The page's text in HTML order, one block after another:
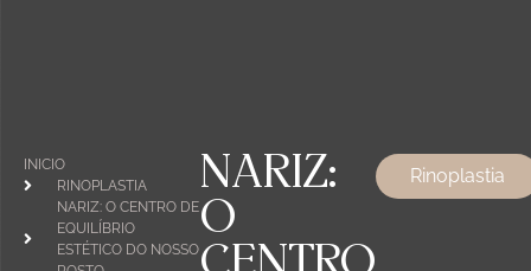
INICIO
RINOPLASTIA
NARIZ: O CENTRO DE
EQUILÍBRIO
ESTÉTICO DO NOSSO
NARIZ:
O
Rinoplastia